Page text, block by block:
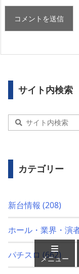
サイト内検索
カテゴリー
新台情報 (208)
ホール・業界・演
パチスロ (662)
メニュー